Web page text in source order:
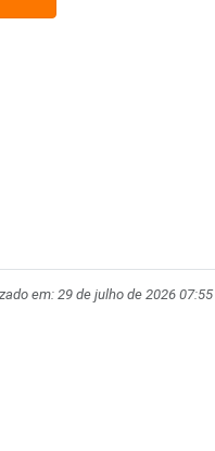
em:29 de julho de 2026 07:55